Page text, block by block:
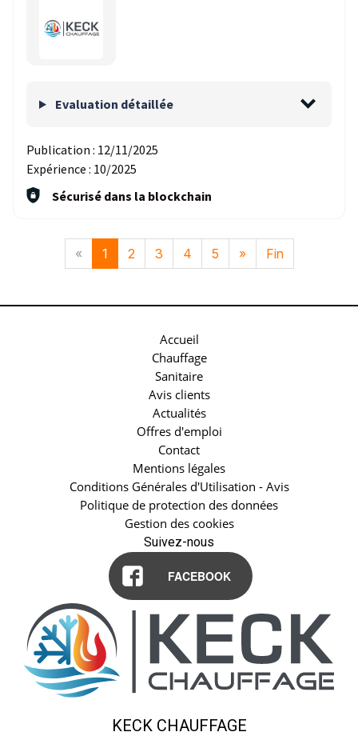
Evaluation détaillée
Publication : 12/11/2025
Expérience : 10/2025
Sécurisé dans la blockchain
« 1 2 3 4 5 » Fin
Accueil
Chauffage
Sanitaire
Avis clients
Actualités
Offres d'emploi
Contact
Mentions légales
Conditions Générales d'Utilisation - Avis
Politique de protection des données
Gestion des cookies
Suivez-nous
FACEBOOK
KECK CHAUFFAGE